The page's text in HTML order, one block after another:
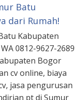
Batu
dari Rumah!
Kabupaten
0812-9627-2689
Bogor
cv online, biaya
jasa pengurusan
pt di Sumur